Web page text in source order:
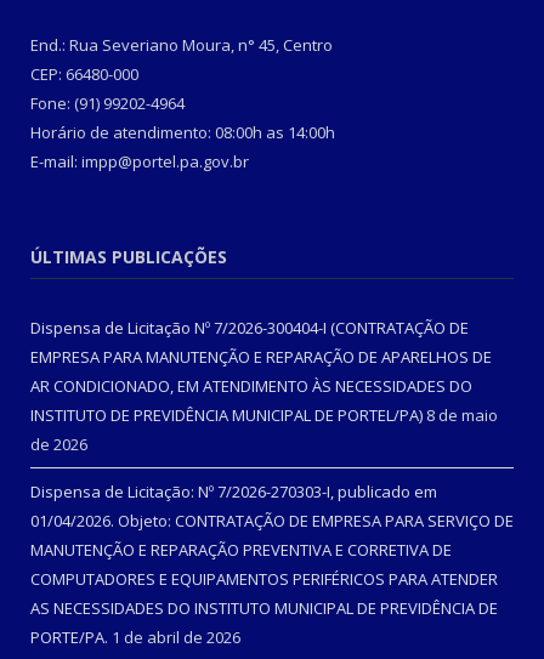
End.: Rua Severiano Moura, n° 45, Centro
CEP: 66480-000
Fone: (91) 99202-4964
Horário de atendimento: 08:00h as 14:00h
E-mail: impp@portel.pa.gov.br
ÚLTIMAS PUBLICAÇÕES
Dispensa de Licitação Nº 7/2026-300404-I (CONTRATAÇÃO DE
EMPRESA PARA MANUTENÇÃO E REPARAÇÃO DE APARELHOS DE
AR CONDICIONADO, EM ATENDIMENTO ÀS NECESSIDADES DO
INSTITUTO DE PREVIDÊNCIA MUNICIPAL DE PORTEL/PA) 8 de maio
de 2026
Dispensa de Licitação: Nº 7/2026-270303-I, publicado em
01/04/2026. Objeto: CONTRATAÇÃO DE EMPRESA PARA SERVIÇO DE
MANUTENÇÃO E REPARAÇÃO PREVENTIVA E CORRETIVA DE
COMPUTADORES E EQUIPAMENTOS PERIFÉRICOS PARA ATENDER
AS NECESSIDADES DO INSTITUTO MUNICIPAL DE PREVIDÊNCIA DE
PORTE/PA. 1 de abril de 2026